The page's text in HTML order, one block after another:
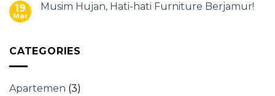
19
Mar
Musim Hujan, Hati-hati Furniture Berjamur!
CATEGORIES
Apartemen (3)